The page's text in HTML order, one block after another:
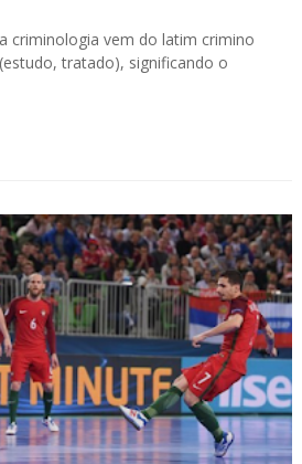
criminologia vem do latim crimino
tratado), significando o